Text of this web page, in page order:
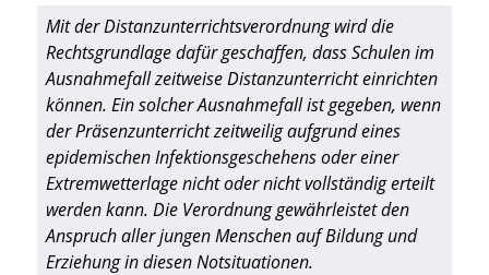
Mit der Distanzunterrichtsverordnung wird die
Rechtsgrundlage dafür geschaffen, dass Schulen im
Ausnahmefall zeitweise Distanzunterricht einrichten
können. Ein solcher Ausnahmefall ist gegeben, wenn
der Präsenzunterricht zeitweilig aufgrund eines
epidemischen Infektionsgeschehens oder einer
Extremwetterlage nicht oder nicht vollständig erteilt
werden kann. Die Verordnung gewährleistet den
Anspruch aller jungen Menschen auf Bildung und
Erziehung in diesen Notsituationen.